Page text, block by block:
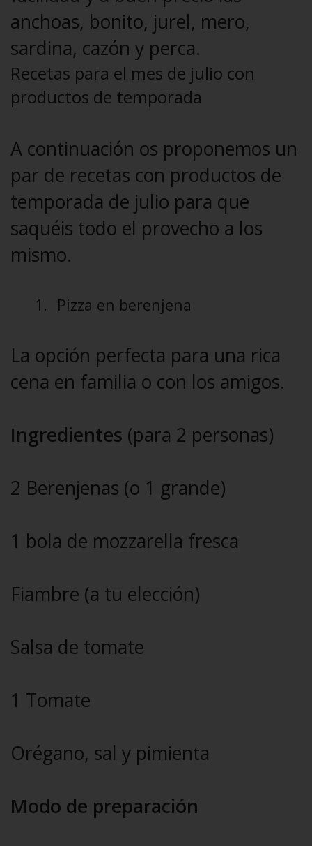
anchoas, bonito, jurel, mero,
sardina, cazón y perca.
Recetas para el mes de julio con
productos de temporada
A continuación os proponemos un
par de recetas con productos de
temporada de julio para que
saquéis todo el provecho a los
mismo.
1. Pizza en berenjena
La opción perfecta para una rica
cena en familia o con los amigos.
Ingredientes (para 2 personas)
2 Berenjenas (o 1 grande)
1 bola de mozzarella fresca
Fiambre (a tu elección)
Salsa de tomate
1 Tomate
Orégano, sal y pimienta
Modo de preparación